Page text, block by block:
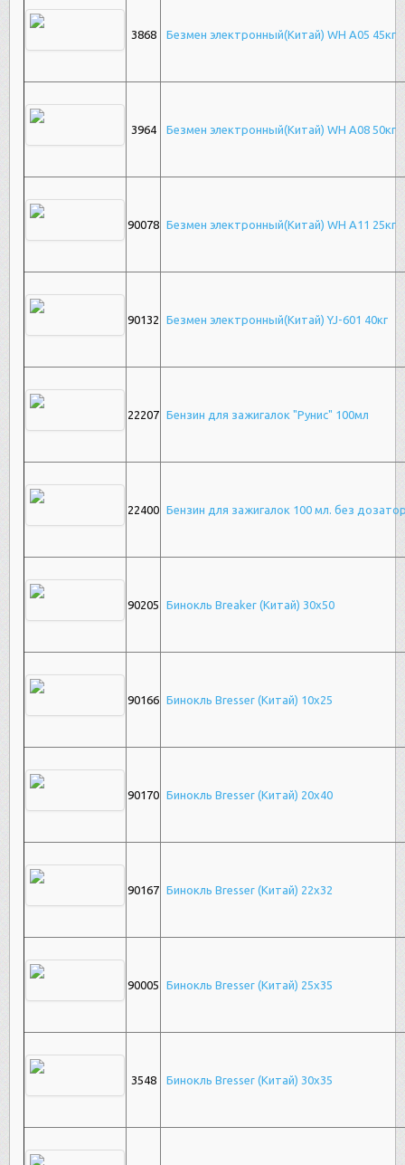
3868 Безмен электронный(Китай) WH A05 45кг
3964 Безмен электронный(Китай) WH A08 50кг
90078 Безмен электронный(Китай) WH A11 25кг
90132 Безмен электронный(Китай) YJ-601 40кг
22207 Бензин для зажигалок "Рунис" 100мл
22400 Бензин для зажигалок 100 мл. без
90205 Бинокль Breaker (Китай) 30х50
90166 Бинокль Bresser (Китай) 10х25
90170 Бинокль Bresser (Китай) 20x40
90167 Бинокль Bresser (Китай) 22x32
90005 Бинокль Bresser (Китай) 25х35
3548 Бинокль Bresser (Китай) 30х35